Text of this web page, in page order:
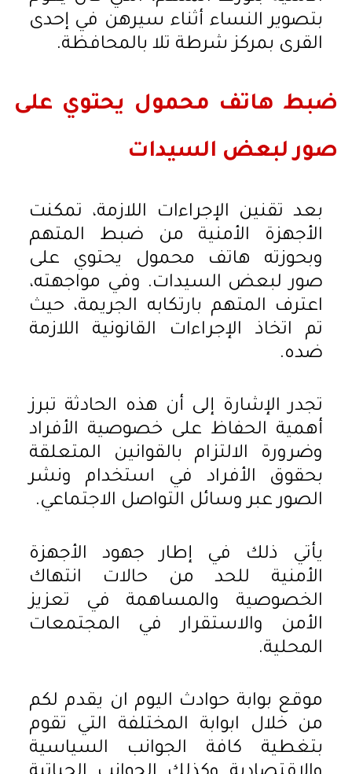
بتصوير النساء أثناء سيرهن في إحدى
القرى بمركز شرطة تلا بالمحافظة.
ضبط هاتف محمول يحتوي على
صور لبعض السيدات
بعد تقنين الإجراءات اللازمة، تمكنت
الأجهزة الأمنية من ضبط المتهم
وبحوزته هاتف محمول يحتوي على
صور لبعض السيدات. وفي مواجهته،
اعترف المتهم بارتكابه الجريمة، حيث
تم اتخاذ الإجراءات القانونية اللازمة
ضده.
تجدر الإشارة إلى أن هذه الحادثة تبرز
أهمية الحفاظ على خصوصية الأفراد
وضرورة الالتزام بالقوانين المتعلقة
بحقوق الأفراد في استخدام ونشر
الصور عبر وسائل التواصل الاجتماعي.
يأتي ذلك في إطار جهود الأجهزة
الأمنية للحد من حالات انتهاك
الخصوصية والمساهمة في تعزيز
الأمن والاستقرار في المجتمعات
المحلية.
موقع بوابة حوادث اليوم ان يقدم لكم
من خلال ابوابة المختلفة التي تقوم
بتغطية كافة الجوانب السياسية